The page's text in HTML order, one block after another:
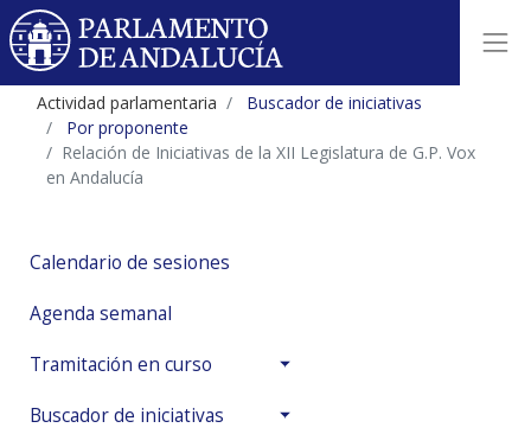
Actividad parlamentaria
Buscador de iniciativas
Por proponente
Relación de Iniciativas de la XII Legislatura de G.P. Vox
en Andalucía
Calendario de sesiones
Agenda semanal
Tramitación en curso
Buscador de iniciativas